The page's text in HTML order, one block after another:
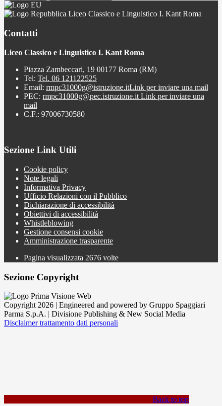
Liceo Classico e Linguistico I. Kant Roma
Contatti
Liceo Classico e Linguistico I. Kant Roma
Piazza Zambeccari, 19 00177 Roma (RM)
Tel: Tel. 06 121122525
Email: rmpc31000g@istruzione.itLink per inviare una mail
PEC: rmpc31000g@pec.istruzione.it Link per inviare una
mail
C.F.: 97006730580
Sezione Link Utili
Cookie policy
Note legali
Informativa Privacy
Ufficio Relazioni con il Pubblico
Dichiarazione di accessibilità
Obiettivi di accessibilità
Whistleblowing
Gestione consensi cookie
Amministrazione trasparente
Pagina visualizzata 2676 volte
Sezione Copyright
Copyright 2026 | Engineered and powered by Gruppo Spaggiari
Parma S.p.A. | Divisione Publishing & New Social Media
Disclaimer trattamento dati personali
Back to top